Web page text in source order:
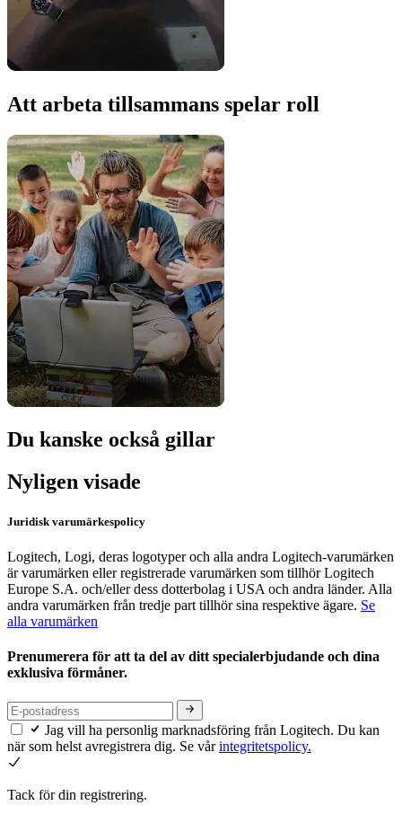
Att arbeta tillsammans spelar roll
Du kanske också gillar
Nyligen visade
Juridisk varumärkespolicy
Logitech, Logi, deras logotyper och alla andra Logitech-varumärken
är varumärken eller registrerade varumärken som tillhör Logitech
Europe S.A. och/eller dess dotterbolag i USA och andra länder. Alla
andra varumärken från tredje part tillhör sina respektive ägare. Se
alla varumärken
Prenumerera för att ta del av ditt specialerbjudande och dina
exklusiva förmåner.
Jag vill ha personlig marknadsföring från Logitech. Du kan
när som helst avregistrera dig. Se vårintegritetspolicy.
Tack för din registrering.